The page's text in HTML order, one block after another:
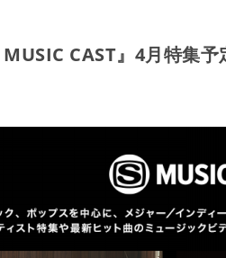
MUSIC CAST』4月特集